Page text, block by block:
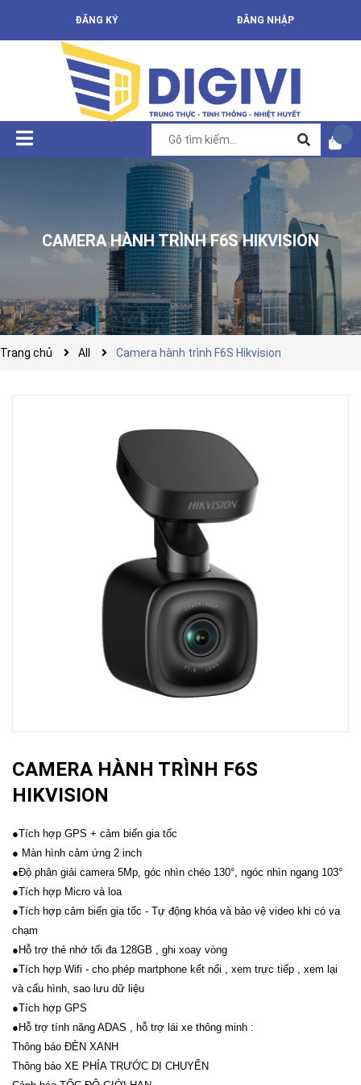
ĐĂNG KÝ ĐĂNG NHẬP
CAMERA HÀNH TRÌNH F6S HIKVISION
Trang chủ All Camera hành trình F6S Hikvision
CAMERA HÀNH TRÌNH F6S
HIKVISION
●Tích hợp GPS + cảm biến gia tốc
● Màn hình cảm ứng 2 inch
●Độ phân giải camera 5Mp, góc nhìn chéo 130°, ngóc nhìn ngang 103°
●Tích hợp Micro và loa
●Tích hợp cảm biến gia tốc - Tự động khóa và bảo vệ video khi có va
chạm
●Hỗ trợ thẻ nhớ tối đa 128GB , ghi xoay vòng
●Tích hợp Wifi - cho phép martphone kết nối , xem trực tiếp , xem lại
và cấu hình, sao lưu dữ liệu
●Tích hợp GPS
●Hỗ trợ tính năng ADAS , hỗ trợ lái xe thông minh :
Thông báo ĐÈN XANH
Thông báo XE PHÍA TRƯỚC DI CHUYỂN